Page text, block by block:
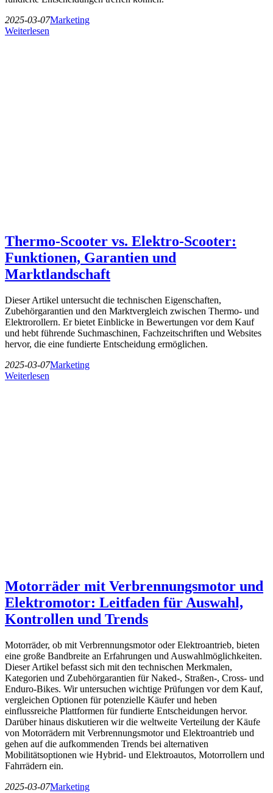
2025-03-07Marketing
Weiterlesen
Thermo-Scooter vs. Elektro-Scooter:
Funktionen, Garantien und
Marktlandschaft
Dieser Artikel untersucht die technischen Eigenschaften,
Zubehörgarantien und den Marktvergleich zwischen Thermo- und
Elektrorollern. Er bietet Einblicke in Bewertungen vor dem Kauf
und hebt führende Suchmaschinen, Fachzeitschriften und Websites
hervor, die eine fundierte Entscheidung ermöglichen.
2025-03-07Marketing
Weiterlesen
Motorräder mit Verbrennungsmotor und
Elektromotor: Leitfaden für Auswahl,
Kontrollen und Trends
Motorräder, ob mit Verbrennungsmotor oder Elektroantrieb, bieten
eine große Bandbreite an Erfahrungen und Auswahlmöglichkeiten.
Dieser Artikel befasst sich mit den technischen Merkmalen,
Kategorien und Zubehörgarantien für Naked-, Straßen-, Cross- und
Enduro-Bikes. Wir untersuchen wichtige Prüfungen vor dem Kauf,
vergleichen Optionen für potenzielle Käufer und heben
einflussreiche Plattformen für fundierte Entscheidungen hervor.
Darüber hinaus diskutieren wir die weltweite Verteilung der Käufe
von Motorrädern mit Verbrennungsmotor und Elektroantrieb und
gehen auf die aufkommenden Trends bei alternativen
Mobilitätsoptionen wie Hybrid- und Elektroautos, Motorrollern und
Fahrrädern ein.
2025-03-07Marketing